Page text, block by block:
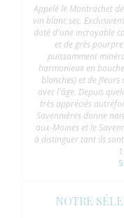
Appelé le Montrachet
vin blanc sec.
doté d'une incroyable
et de grès
puissamment
harmonieux en
blanches) et de fleurs
avec l'âge. Depuis
très appréciés
Savennières donne
aux-Moines et le
à distinguer tant ils
NOTRE